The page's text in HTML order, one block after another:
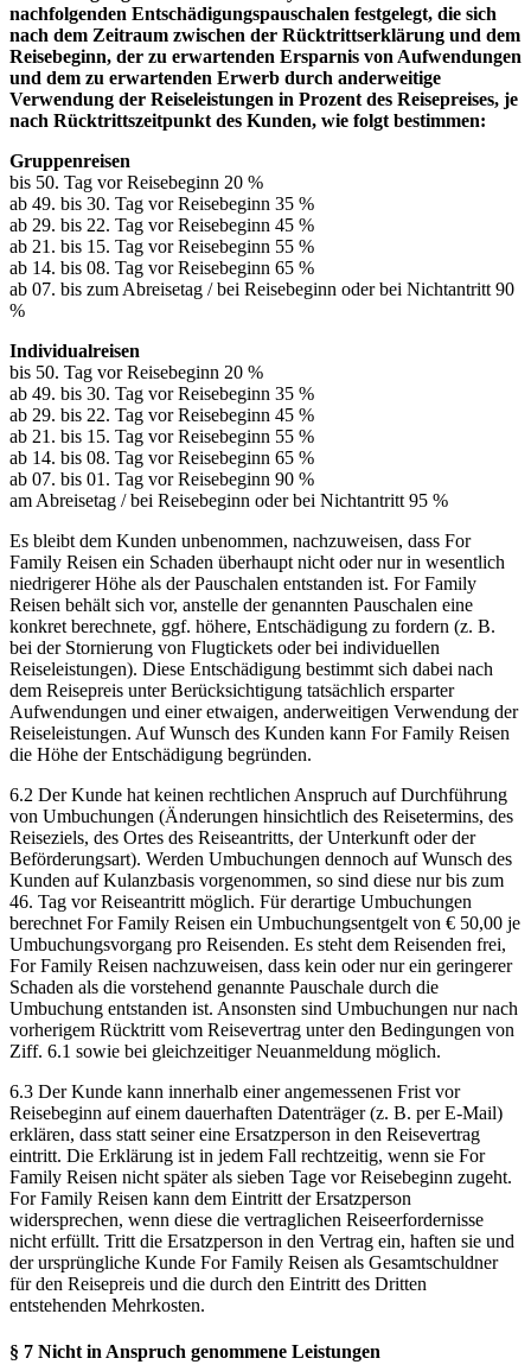
nachfolgenden Entschädigungspauschalen festgelegt, die sich
nach dem Zeitraum zwischen der Rücktrittserklärung und dem
Reisebeginn, der zu erwartenden Ersparnis von Aufwendungen
und dem zu erwartenden Erwerb durch anderweitige
Verwendung der Reiseleistungen in Prozent des Reisepreises, je
nach Rücktrittszeitpunkt des Kunden, wie folgt bestimmen:
Gruppenreisen
bis 50. Tag vor Reisebeginn 20 %
ab 49. bis 30. Tag vor Reisebeginn 35 %
ab 29. bis 22. Tag vor Reisebeginn 45 %
ab 21. bis 15. Tag vor Reisebeginn 55 %
ab 14. bis 08. Tag vor Reisebeginn 65 %
ab 07. bis zum Abreisetag / bei Reisebeginn oder bei Nichtantritt 90
%
Individualreisen
bis 50. Tag vor Reisebeginn 20 %
ab 49. bis 30. Tag vor Reisebeginn 35 %
ab 29. bis 22. Tag vor Reisebeginn 45 %
ab 21. bis 15. Tag vor Reisebeginn 55 %
ab 14. bis 08. Tag vor Reisebeginn 65 %
ab 07. bis 01. Tag vor Reisebeginn 90 %
am Abreisetag / bei Reisebeginn oder bei Nichtantritt 95 %
Es bleibt dem Kunden unbenommen, nachzuweisen, dass For
Family Reisen ein Schaden überhaupt nicht oder nur in wesentlich
niedrigerer Höhe als der Pauschalen entstanden ist. For Family
Reisen behält sich vor, anstelle der genannten Pauschalen eine
konkret berechnete, ggf. höhere, Entschädigung zu fordern (z. B.
bei der Stornierung von Flugtickets oder bei individuellen
Reiseleistungen). Diese Entschädigung bestimmt sich dabei nach
dem Reisepreis unter Berücksichtigung tatsächlich ersparter
Aufwendungen und einer etwaigen, anderweitigen Verwendung der
Reiseleistungen. Auf Wunsch des Kunden kann For Family Reisen
die Höhe der Entschädigung begründen.
6.2 Der Kunde hat keinen rechtlichen Anspruch auf Durchführung
von Umbuchungen (Änderungen hinsichtlich des Reisetermins, des
Reiseziels, des Ortes des Reiseantritts, der Unterkunft oder der
Beförderungsart). Werden Umbuchungen dennoch auf Wunsch des
Kunden auf Kulanzbasis vorgenommen, so sind diese nur bis zum
46. Tag vor Reiseantritt möglich. Für derartige Umbuchungen
berechnet For Family Reisen ein Umbuchungsentgelt von € 50,00 je
Umbuchungsvorgang pro Reisenden. Es steht dem Reisenden frei,
For Family Reisen nachzuweisen, dass kein oder nur ein geringerer
Schaden als die vorstehend genannte Pauschale durch die
Umbuchung entstanden ist. Ansonsten sind Umbuchungen nur nach
vorherigem Rücktritt vom Reisevertrag unter den Bedingungen von
Ziff. 6.1 sowie bei gleichzeitiger Neuanmeldung möglich.
6.3 Der Kunde kann innerhalb einer angemessenen Frist vor
Reisebeginn auf einem dauerhaften Datenträger (z. B. per E-Mail)
erklären, dass statt seiner eine Ersatzperson in den Reisevertrag
eintritt. Die Erklärung ist in jedem Fall rechtzeitig, wenn sie For
Family Reisen nicht später als sieben Tage vor Reisebeginn zugeht.
For Family Reisen kann dem Eintritt der Ersatzperson
widersprechen, wenn diese die vertraglichen Reiseerfordernisse
nicht erfüllt. Tritt die Ersatzperson in den Vertrag ein, haften sie und
der ursprüngliche Kunde For Family Reisen als Gesamtschuldner
für den Reisepreis und die durch den Eintritt des Dritten
entstehenden Mehrkosten.
§ 7 Nicht in Anspruch genommene Leistungen